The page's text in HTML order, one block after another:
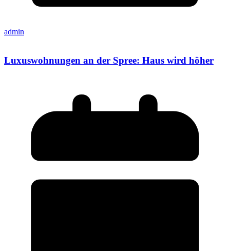
admin
Luxuswohnungen an der Spree: Haus wird höher